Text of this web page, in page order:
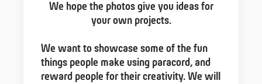
We hope the photos give you ideas for
your own projects.
We want to showcase some of the fun
things people make using paracord, and
reward people for their creativity. We will